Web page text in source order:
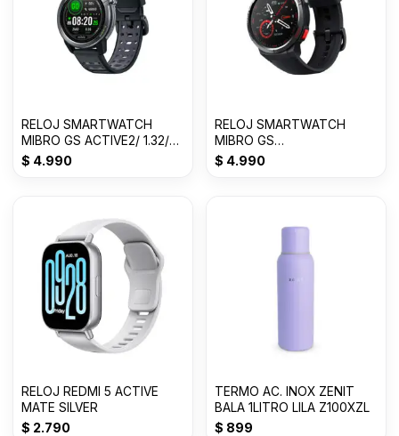
RELOJ SMARTWATCH
MIBRO GS ACTIVE2/ 1.32/
400/ DARK GRAY
$ 4.990
RELOJ SMARTWATCH
MIBRO GS
PRO/1.43/460MAH/ NEGRO/
$ 4.990
RELOJ REDMI 5 ACTIVE
MATE SILVER
$ 2.790
TERMO AC. INOX ZENIT
BALA 1LITRO LILA Z100XZL
$ 899